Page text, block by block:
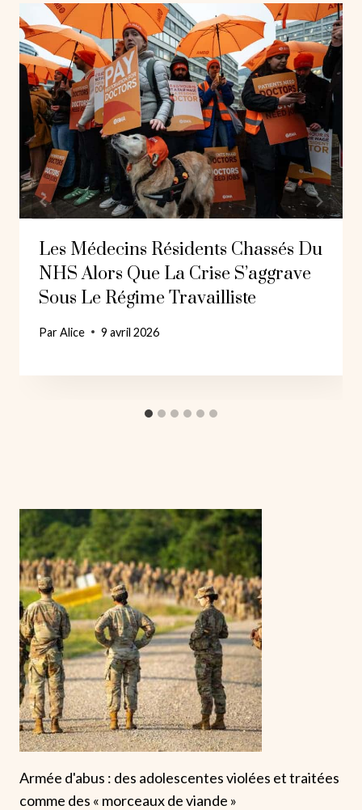
Les Médecins Résidents Chassés Du
NHS Alors Que La Crise S’aggrave
Sous Le Régime Travailliste
ParAlice 9 avril 2026
Armée d'abus : des adolescentes violées et traitées
comme des « morceaux de viande »